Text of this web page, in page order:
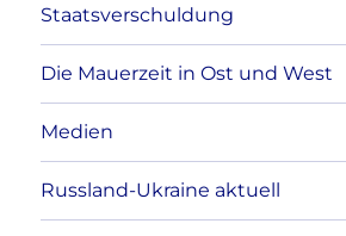
Staatsverschuldung
Die Mauerzeit in Ost und West
Medien
Russland-Ukraine aktuell